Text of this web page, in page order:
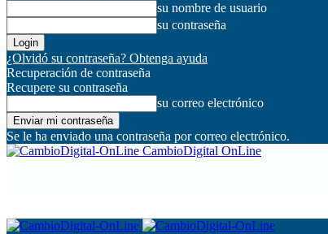
su nombre de usuario
su contraseña
¿Olvidó su contraseña? Obtenga ayuda
Recuperación de contraseña
Recupere su contraseña
su correo electrónico
Se le ha enviado una contraseña por correo electrónico.
CambioDigital OnLine